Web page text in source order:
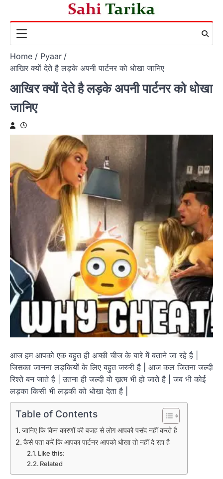
content
Home
Pyaar
आखिर क्यों देते है लड़के अपनी पार्टनर को धोखा जानिए
आखिर क्यों देते है लड़के अपनी पार्टनर को धोखा
जानिए
आज हम आपको एक बहुत ही अच्छी चीज के बारे में बताने जा रहे है |
जिसका जानना लड़कियों के लिए बहुत जरुरी है | आज कल जितना जल्दी
रिश्ते बन जाते है | उतना ही जल्दी वो ख़त्म भी हो जाते है | जब भी कोई
लड़का किसी भी लड़की को धोखा देता है |
Table of Contents
जानिए कि किन कारणों की वजह से लोग आपको पसंद नहीं करते है
कैसे पता करें कि आपका पार्टनर आपको धोखा तो नहीं दे रहा है
Like this:
Related